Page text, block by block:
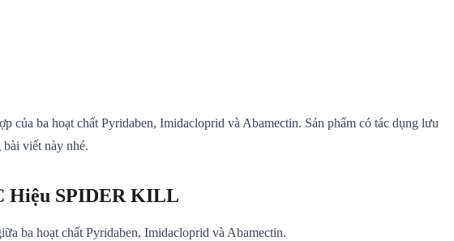
ba hoạt chất Pyridaben, Imidacloprid và Abamectin. Sản phẩm có tác dụng lưu
viết này nhé.
Hiệu SPIDER KILL
ba hoạt chất Pyridaben, Imidacloprid và Abamectin.